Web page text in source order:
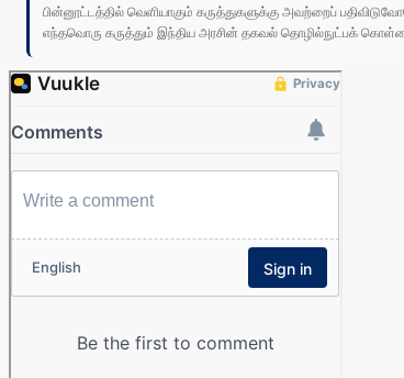
பின்னூட்டத்தில் வெளியாகும் கருத்துகளுக்கு அவற்றைப்
எந்தவொரு கருத்தும் இந்திய அரசின் தகவல் தொழில்நுட்பக்